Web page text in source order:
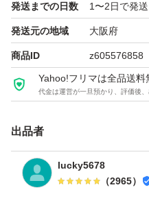
発送までの日数 1〜2日で発送
発送元の地域 大阪府
商品ID z605576858
Yahoo!フリマは全品送料
代金は運営が一旦預かり、評価後
出品者
lucky5678
（2965）